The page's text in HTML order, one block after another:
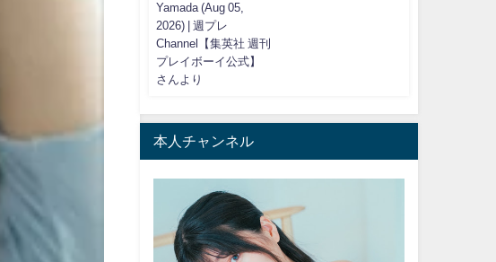
Yamada (Aug 05,
2026) | 週プレ
Channel【集英社 週刊
プレイボーイ公式】
さんより
本人チャンネル